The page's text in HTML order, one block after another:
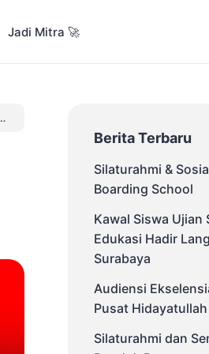
Jadi Mitra 🚀
Berita Terbaru
Silaturahmi &
Boarding School
Kawal Siswa Ujian
Edukasi Hadir
Surabaya
Audiensi
Pusat Hidayatullah
Silaturahmi dan